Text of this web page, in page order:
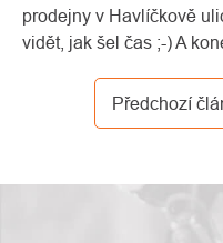
prodejny v Havlíčkově
vidět, jak šel čas ;-) A
Předchozí